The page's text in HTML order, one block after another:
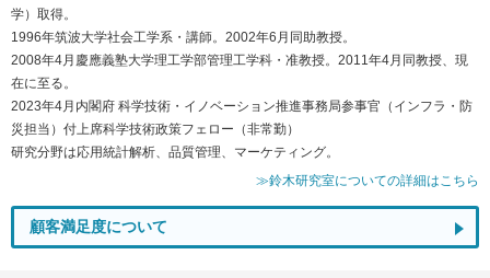
学）取得。
1996年筑波大学社会工学系・講師。2002年6月同助教授。
2008年4月慶應義塾大学理工学部管理工学科・准教授。2011年4月同教授、現
在に至る。
2023年4月内閣府 科学技術・イノベーション推進事務局参事官（インフラ・防
災担当）付上席科学技術政策フェロー（非常勤）
研究分野は応用統計解析、品質管理、マーケティング。
≫鈴木研究室についての詳細はこちら
顧客満足度について